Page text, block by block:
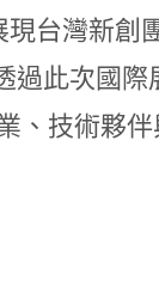
台灣新創
此次國
、技術夥